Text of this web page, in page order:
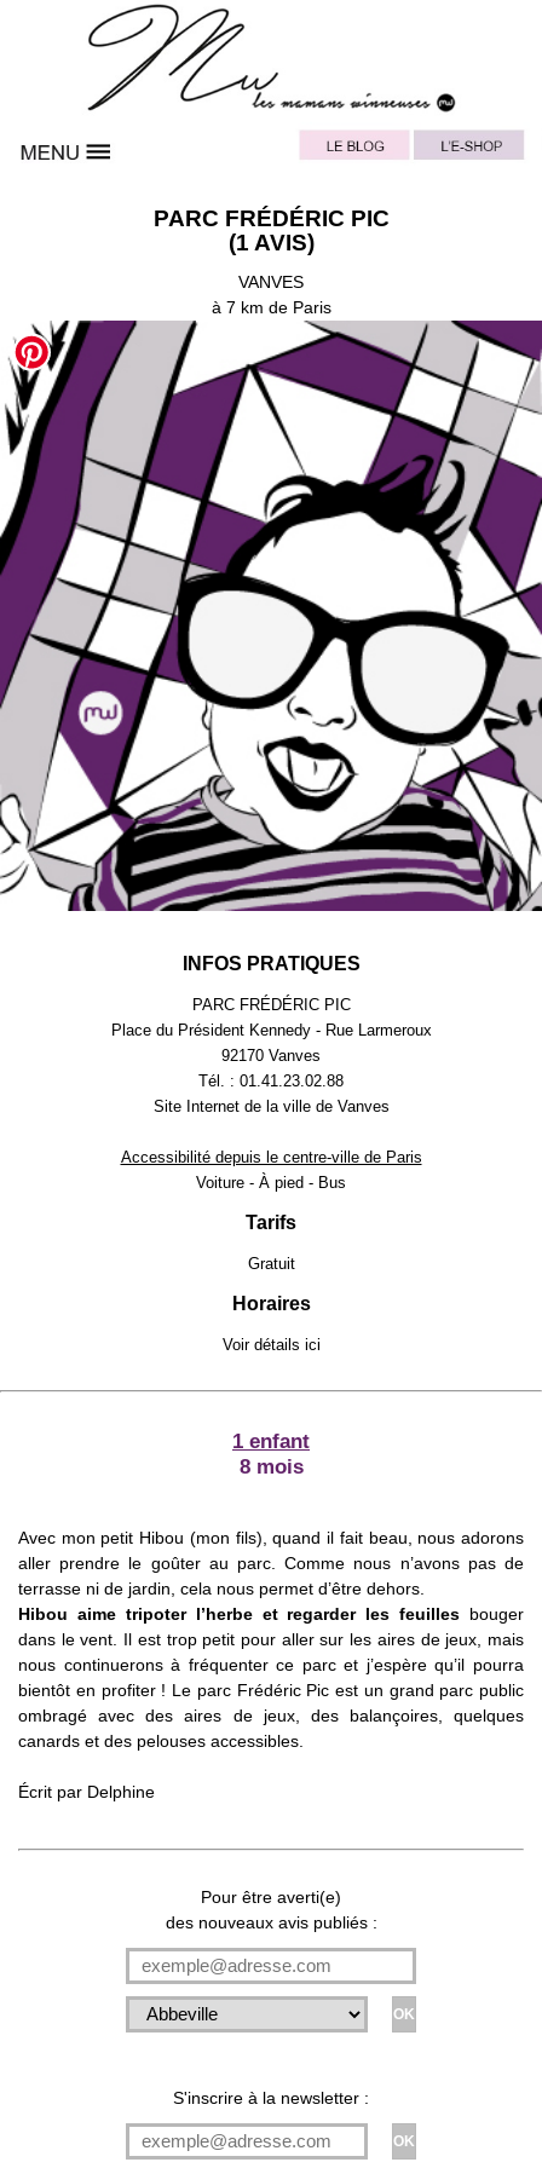
PARC FRÉDÉRIC PIC
(1 AVIS)
VANVES
à 7 km de Paris
INFOS PRATIQUES
PARC FRÉDÉRIC PIC
Place du Président Kennedy - Rue Larmeroux
92170 Vanves
Tél. : 01.41.23.02.88
Site Internet de la ville de Vanves
Accessibilité depuis le centre-ville de Paris
Voiture - À pied - Bus
Tarifs
Gratuit
Horaires
Voir détails ici
1 enfant
8 mois
Avec mon petit Hibou (mon fils), quand il fait beau, nous adorons
aller prendre le goûter au parc. Comme nous n’avons pas de
terrasse ni de jardin, cela nous permet d’être dehors.
Hibou aime tripoter l’herbe et regarder les feuilles bouger
dans le vent. Il est trop petit pour aller sur les aires de jeux, mais
nous continuerons à fréquenter ce parc et j’espère qu’il pourra
bientôt en profiter ! Le parc Frédéric Pic est un grand parc public
ombragé avec des aires de jeux, des balançoires, quelques
canards et des pelouses accessibles.
Écrit par Delphine
Pour être averti(e)
des nouveaux avis publiés :
S'inscrire à la newsletter :